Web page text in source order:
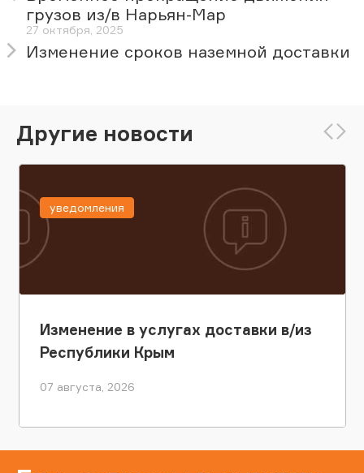
грузов из/в Нарьян-Мар
27 октября, 2025
Изменение сроков наземной доставки
Другие новости
Изменение в услугах доставки в/из
Республики Крым
07 августа, 2026
уведомления